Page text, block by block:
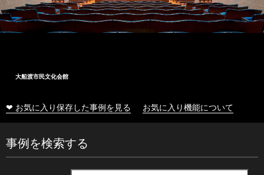
大船渡市民文化会館
❤ お気に入り保存した事例を見る お気に入り機能について
事例を検索する